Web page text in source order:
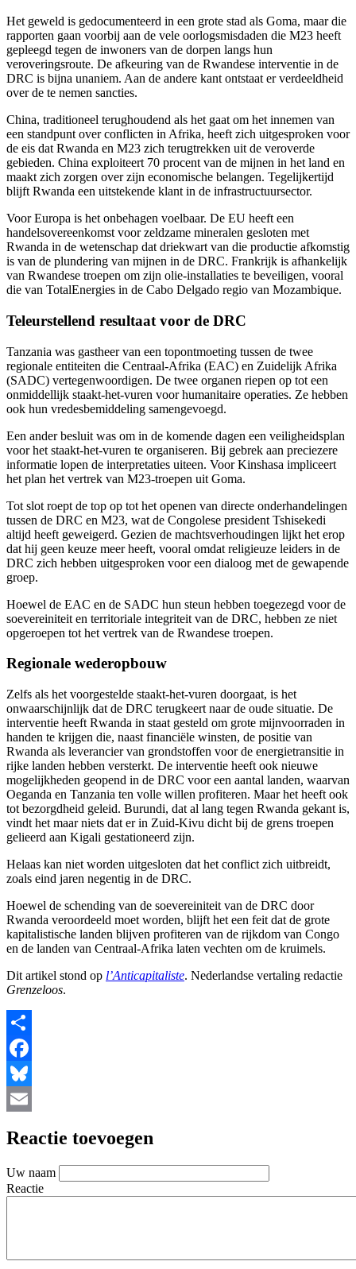
Het geweld is gedocumenteerd in een grote stad als Goma, maar die
rapporten gaan voorbij aan de vele oorlogsmisdaden die M23 heeft
gepleegd tegen de inwoners van de dorpen langs hun
veroveringsroute. De afkeuring van de Rwandese interventie in de
DRC is bijna unaniem. Aan de andere kant ontstaat er verdeeldheid
over de te nemen sancties.
China, traditioneel terughoudend als het gaat om het innemen van
een standpunt over conflicten in Afrika, heeft zich uitgesproken voor
de eis dat Rwanda en M23 zich terugtrekken uit de veroverde
gebieden. China exploiteert 70 procent van de mijnen in het land en
maakt zich zorgen over zijn economische belangen. Tegelijkertijd
blijft Rwanda een uitstekende klant in de infrastructuursector.
Voor Europa is het onbehagen voelbaar. De EU heeft een
handelsovereenkomst voor zeldzame mineralen gesloten met
Rwanda in de wetenschap dat driekwart van die productie afkomstig
is van de plundering van mijnen in de DRC. Frankrijk is afhankelijk
van Rwandese troepen om zijn olie-installaties te beveiligen, vooral
die van TotalEnergies in de Cabo Delgado regio van Mozambique.
Teleurstellend resultaat voor de DRC
Tanzania was gastheer van een topontmoeting tussen de twee
regionale entiteiten die Centraal-Afrika (EAC) en Zuidelijk Afrika
(SADC) vertegenwoordigen. De twee organen riepen op tot een
onmiddellijk staakt-het-vuren voor humanitaire operaties. Ze hebben
ook hun vredesbemiddeling samengevoegd.
Een ander besluit was om in de komende dagen een veiligheidsplan
voor het staakt-het-vuren te organiseren. Bij gebrek aan preciezere
informatie lopen de interpretaties uiteen. Voor Kinshasa impliceert
het plan het vertrek van M23-troepen uit Goma.
Tot slot roept de top op tot het openen van directe onderhandelingen
tussen de DRC en M23, wat de Congolese president Tshisekedi
altijd heeft geweigerd. Gezien de machtsverhoudingen lijkt het erop
dat hij geen keuze meer heeft, vooral omdat religieuze leiders in de
DRC zich hebben uitgesproken voor een dialoog met de gewapende
groep.
Hoewel de EAC en de SADC hun steun hebben toegezegd voor de
soevereiniteit en territoriale integriteit van de DRC, hebben ze niet
opgeroepen tot het vertrek van de Rwandese troepen.
Regionale wederopbouw
Zelfs als het voorgestelde staakt-het-vuren doorgaat, is het
onwaarschijnlijk dat de DRC terugkeert naar de oude situatie. De
interventie heeft Rwanda in staat gesteld om grote mijnvoorraden in
handen te krijgen die, naast financiële winsten, de positie van
Rwanda als leverancier van grondstoffen voor de energietransitie in
rijke landen hebben versterkt. De interventie heeft ook nieuwe
mogelijkheden geopend in de DRC voor een aantal landen, waarvan
Oeganda en Tanzania ten volle willen profiteren. Maar het heeft ook
tot bezorgdheid geleid. Burundi, dat al lang tegen Rwanda gekant is,
vindt het maar niets dat er in Zuid-Kivu dicht bij de grens troepen
gelieerd aan Kigali gestationeerd zijn.
Helaas kan niet worden uitgesloten dat het conflict zich uitbreidt,
zoals eind jaren negentig in de DRC.
Hoewel de schending van de soevereiniteit van de DRC door
Rwanda veroordeeld moet worden, blijft het een feit dat de grote
kapitalistische landen blijven profiteren van de rijkdom van Congo
en de landen van Centraal-Afrika laten vechten om de kruimels.
Dit artikel stond op l’Anticapitaliste. Nederlandse vertaling redactie
Grenzeloos.
Share
Facebook
Bluesky
Reactie toevoegen
Uw naam
Reactie